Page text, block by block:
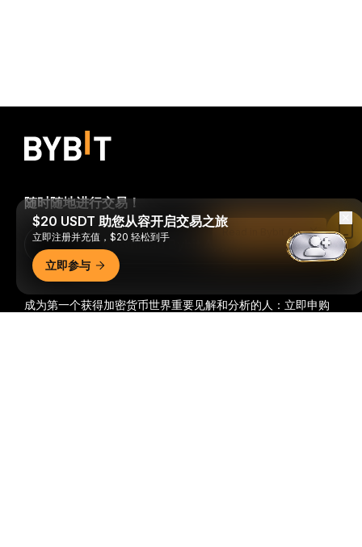
成为第一个获得加密货币世界重要见解和分析的人：立即申购
随时随地进行交易！
Download Bybit App
$20 USDT 助您从容开启交易之旅
立即注册并充值，$20 轻松到手
立即参与
Read in Bybit App